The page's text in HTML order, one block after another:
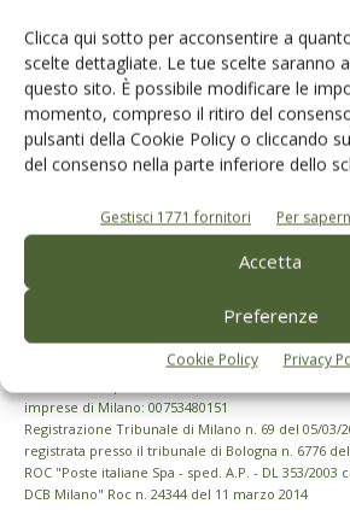
Clicca qui sotto per acconsentire a
scelte dettagliate. Le tue scelte saranno
questo sito. È possibile modificare le
momento, compreso il ritiro del
pulsanti della Cookie Policy o cliccando
del consenso nella parte inferiore dello
Gestisci 1771 fornitori Per
Accetta
Preferenze
Cookie Policy Privacy
© Tecniche Nuove Spa. Tutti i diritti riservati. Sede
imprese di Milano: 00753480151
Registrazione Tribunale di Milano n. 69 del 05/03/
registrata presso il tribunale di Bologna n. 6776 del
ROC "Poste italiane Spa - sped. A.P. - DL 353/2003
DCB Milano" Roc n. 24344 del 11 marzo 2014